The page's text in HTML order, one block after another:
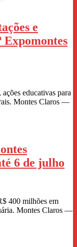
e
Expomontes
educativas para
Montes Claros —
6 de julho
400 milhões em
Montes Claros —